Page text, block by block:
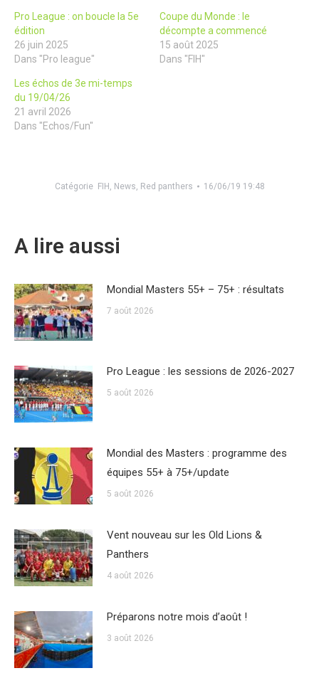
Pro League : on boucle la 5e
édition
26 juin 2025
Dans "Pro league"
Coupe du Monde : le
décompte a commencé
15 août 2025
Dans "FIH"
Les échos de 3e mi-temps
du 19/04/26
21 avril 2026
Dans "Echos/Fun"
Catégorie FIH News Red panthers 16/06/19 19:48
A lire aussi
Mondial Masters 55+ – 75+ : résultats
7 août 2026
Pro League : les sessions de 2026-2027
5 août 2026
Mondial des Masters : programme des
équipes 55+ à 75+/update
5 août 2026
Vent nouveau sur les Old Lions &
Panthers
4 août 2026
Préparons notre mois d’août !
3 août 2026